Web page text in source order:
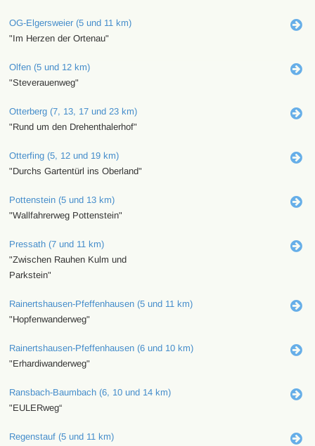
OG-Elgersweier (5 und 11 km)
"Im Herzen der Ortenau"
Olfen (5 und 12 km)
"Steverauenweg"
Otterberg (7, 13, 17 und 23 km)
"Rund um den Drehenthalerhof"
Otterfing (5, 12 und 19 km)
"Durchs Gartentürl ins Oberland"
Pottenstein (5 und 13 km)
"Wallfahrerweg Pottenstein"
Pressath (7 und 11 km)
"Zwischen Rauhen Kulm und
Parkstein"
Rainertshausen-Pfeffenhausen (5 und 11 km)
"Hopfenwanderweg"
Rainertshausen-Pfeffenhausen (6 und 10 km)
"Erhardiwanderweg"
Ransbach-Baumbach (6, 10 und 14 km)
"EULERweg“
Regenstauf (5 und 11 km)